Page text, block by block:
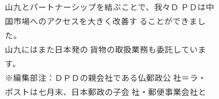
山九とパートナーシップを結ぶことで、我々Ｄ ＰＤは中
国市場へのアクセスを大きく改善す ることができまし
た。
山九にはまた日本発の 貨物の取扱業務も委託していま
す。
※編集部注：ＤＰＤの親会社である仏郵政公 社＝ラ・
ポストは七月末、日本郵政の子会 社・郵便事業会社と